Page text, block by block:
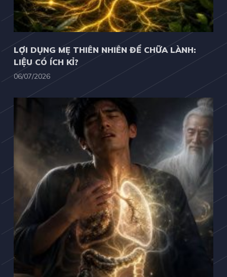
LỢI DỤNG MẸ THIÊN NHIÊN ĐỂ CHỮA LÀNH:
LIỆU CÓ ÍCH KỈ?
06/07/2026